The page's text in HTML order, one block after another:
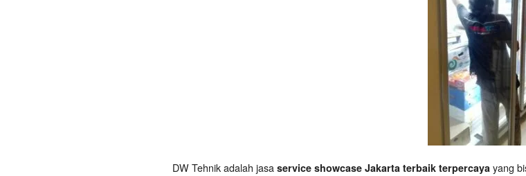
DW Tehnik adalah jasa service showcase Jakarta terbaik terpercaya yang